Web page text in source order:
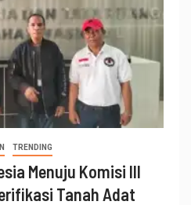
TRENDING
Menuju Komisi III
Tanah Adat